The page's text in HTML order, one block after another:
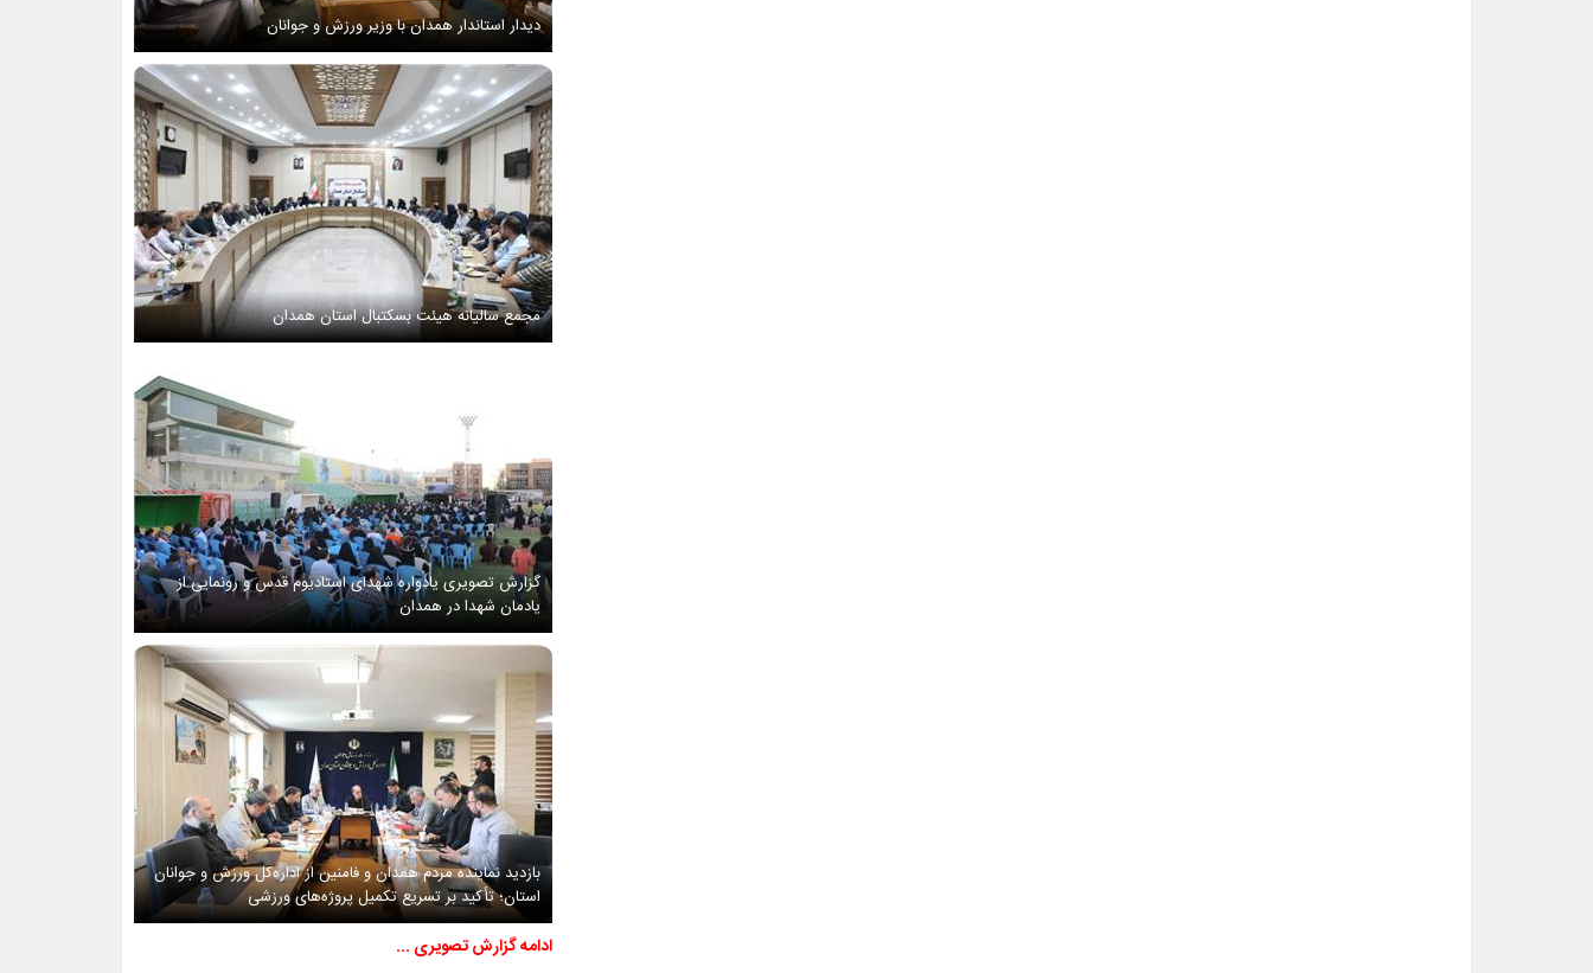
دیدار استاندار همدان با وزیر ورزش و جوانان
مجمع سالیانه هیئت بسکتبال استان همدان
گزارش تصویری یادواره شهدای استادیوم قدس و رونمایی از
یادمان شهدا در همدان
بازدید نماینده مردم همدان و فامنین از اداره‌کل ورزش و جوانان
استان؛ تأکید بر تسریع تکمیل پروژه‌های ورزشی
ادامه گزارش تصویری ...